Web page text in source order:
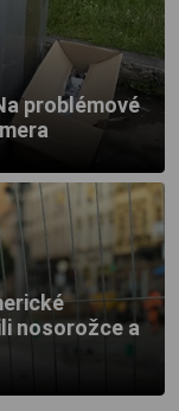
problémové
nosorožce a